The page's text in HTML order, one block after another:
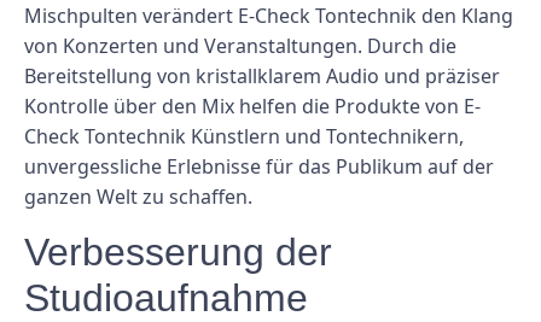
Mischpulten verändert E-Check Tontechnik den Klang
von Konzerten und Veranstaltungen. Durch die
Bereitstellung von kristallklarem Audio und präziser
Kontrolle über den Mix helfen die Produkte von E-
Check Tontechnik Künstlern und Tontechnikern,
unvergessliche Erlebnisse für das Publikum auf der
ganzen Welt zu schaffen.
Verbesserung der
Studioaufnahme